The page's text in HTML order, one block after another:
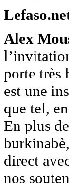
Alex
porte très
est une
que tel,
En plus
direct
nos